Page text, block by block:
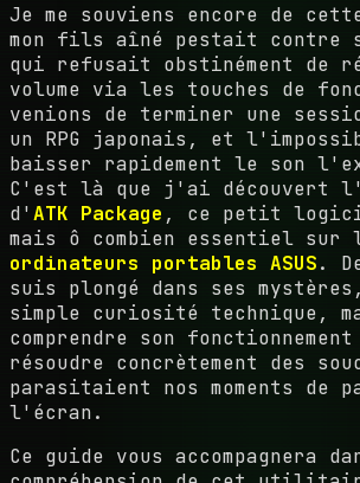
Je me souviens encore de
mon fils aîné pestait contre
qui refusait obstinément de
volume via les touches de
venions de terminer une
un RPG japonais, et
baisser rapidement le son
C'est là que j'ai découvert
d'ATK Package , ce petit
mais ô combien essentiel sur
ordinateurs portables ASUS.
suis plongé dans ses
simple curiosité technique,
comprendre son
résoudre concrètement des
parasitaient nos moments de
l'écran.
Ce guide vous accompagnera